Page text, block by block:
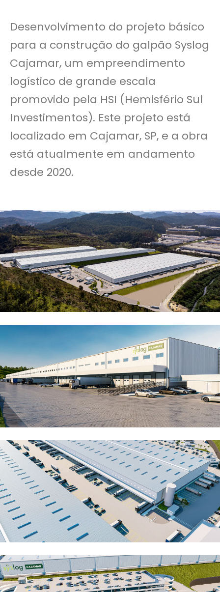
Desenvolvimento do projeto básico
para a construção do galpão Syslog
Cajamar, um empreendimento
logístico de grande escala
promovido pela HSI (Hemisfério Sul
Investimentos). Este projeto está
localizado em Cajamar, SP, e a obra
está atualmente em andamento
desde 2020.